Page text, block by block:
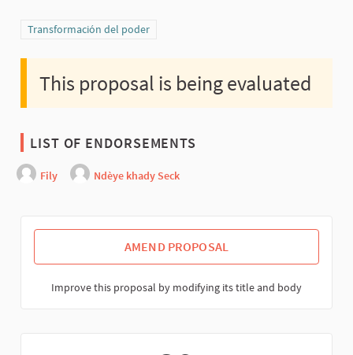
Filter results for category: Transformación del poder
Transformación del poder
This proposal is being evaluated
LIST OF ENDORSEMENTS
Fily Ndèye khady Seck
AMEND PROPOSAL
Improve this proposal by modifying its title and body